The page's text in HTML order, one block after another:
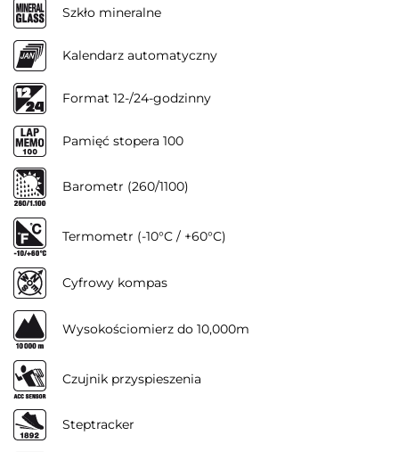
Szkło mineralne
Kalendarz automatyczny
Format 12-/24-godzinny
Pamięć stopera 100
Barometr (260/1100)
Termometr (-10°C / +60°C)
Cyfrowy kompas
Wysokościomierz do 10,000m
Czujnik przyspieszenia
Steptracker